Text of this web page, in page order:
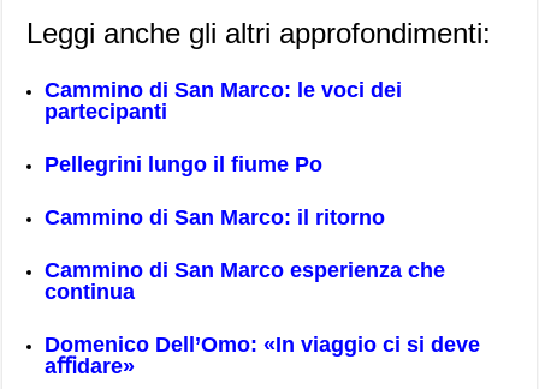
Leggi anche gli altri approfondimenti:
Cammino di San Marco: le voci dei
partecipanti
Pellegrini lungo il fiume Po
Cammino di San Marco: il ritorno
Cammino di San Marco esperienza che
continua
Domenico Dell’Omo: «In viaggio ci si deve
aﬃdare»